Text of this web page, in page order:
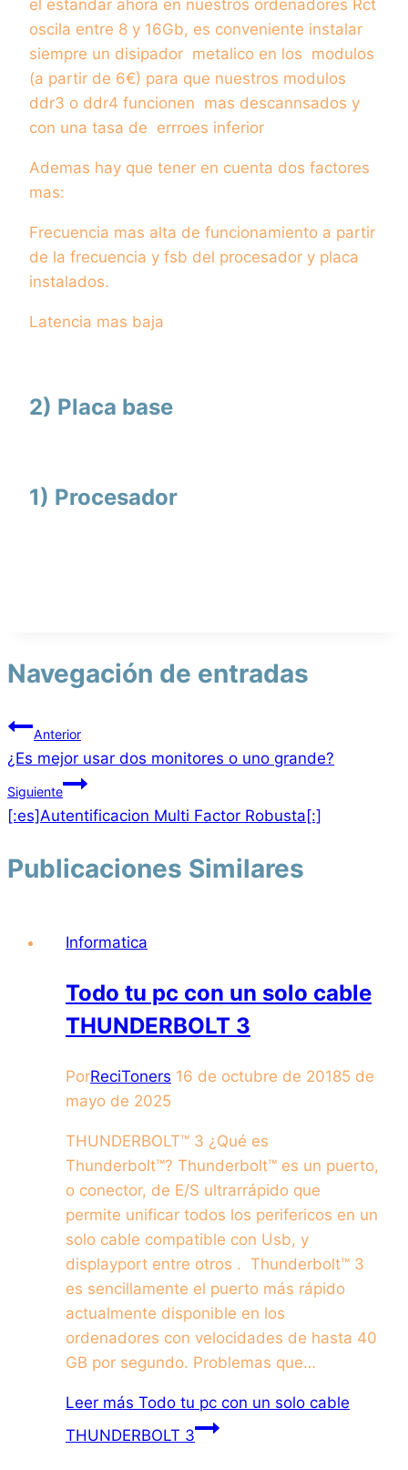
el estandar ahora en nuestros ordenadores Rct
oscila entre 8 y 16Gb, es conveniente instalar
siempre un disipador metalico en los modulos
(a partir de 6€) para que nuestros modulos
ddr3 o ddr4 funcionen mas descannsados y
con una tasa de errroes inferior
Ademas hay que tener en cuenta dos factores
mas:
Frecuencia mas alta de funcionamiento a partir
de la frecuencia y fsb del procesador y placa
instalados.
Latencia mas baja
2) Placa base
1) Procesador
Navegación de entradas
Anterior
¿Es mejor usar dos monitores o uno grande?
Siguiente
[:es]Autentificacion Multi Factor Robusta[:]
Publicaciones Similares
Informatica
Todo tu pc con un solo cable
THUNDERBOLT 3
PorReciToners 16 de octubre de 20185 de
mayo de 2025
THUNDERBOLT™ 3 ¿Qué es
Thunderbolt™? Thunderbolt™ es un puerto,
o conector, de E/S ultrarrápido que
permite unificar todos los perifericos en un
solo cable compatible con Usb, y
displayport entre otros . Thunderbolt™ 3
es sencillamente el puerto más rápido
actualmente disponible en los
ordenadores con velocidades de hasta 40
GB por segundo. Problemas que…
Leer más Todo tu pc con un solo cable
THUNDERBOLT 3